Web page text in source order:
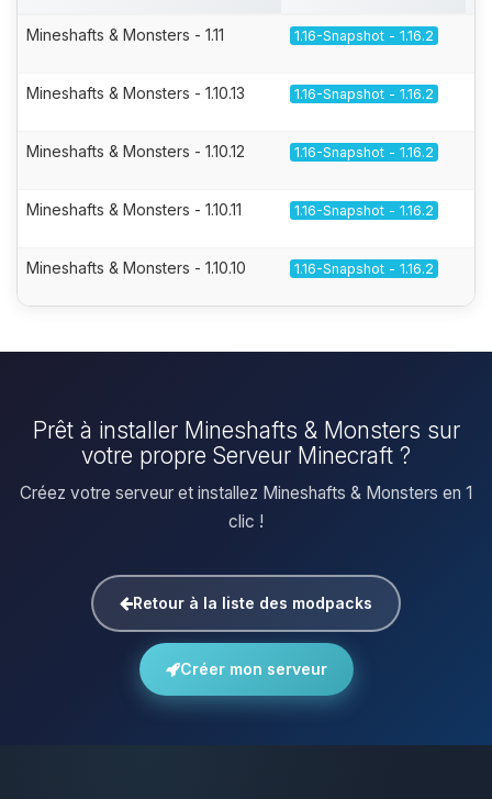
Mineshafts & Monsters - 1.11 1.16-Snapshot - 1.16.2
Mineshafts & Monsters - 1.10.13 1.16-Snapshot - 1.16.2
Mineshafts & Monsters - 1.10.12 1.16-Snapshot - 1.16.2
Mineshafts & Monsters - 1.10.11 1.16-Snapshot - 1.16.2
Mineshafts & Monsters - 1.10.10 1.16-Snapshot - 1.16.2
Prêt à installer Mineshafts & Monsters sur
votre propre Serveur Minecraft ?
Créez votre serveur et installez Mineshafts & Monsters en 1
clic !
Retour à la liste des modpacks
Créer mon serveur